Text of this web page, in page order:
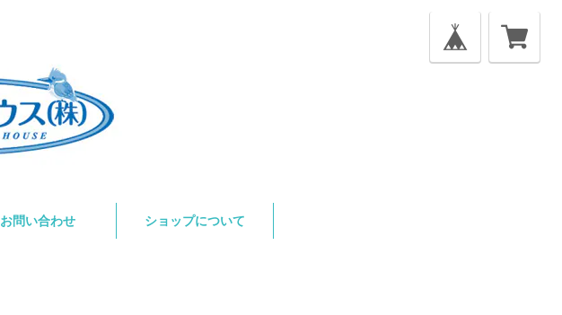
お問い合わせ ショップについて